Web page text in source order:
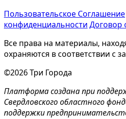
Пользовательское Соглашение
конфиденциальности Договор
Все права на материалы,
охраняются в соответствии с
©2026 Три Города
Платформа создана при
Свердловского областного
поддержки